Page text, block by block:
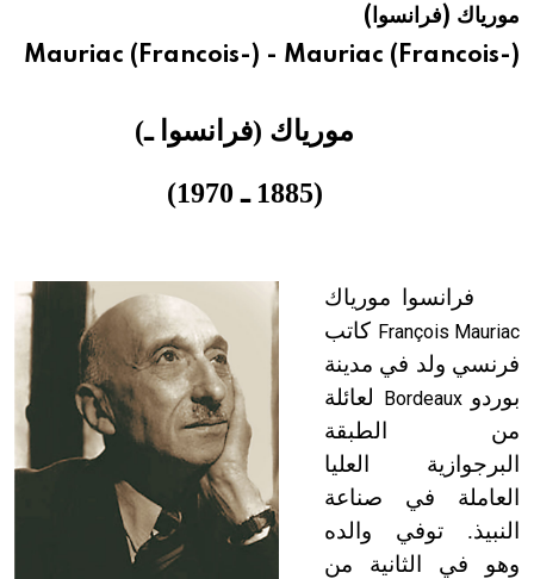
هيئة الموسوعة العربية تطلق موسوعات جديدة في عام 2026مورياك (فرانسوا)
Mauriac (Francois-) - Mauriac (Francois-)
مورياك (فرانسوا ـ)
(1885 ـ 1970)
فرانسوا مورياك
François Mauriac كاتب
فرنسي ولد في مدينة
بوردوBordeaux
لعائلة
من الطبقة
البرجوازية العليا
العاملة في صناعة
النبيذ. توفي والده
وهو في الثانية من